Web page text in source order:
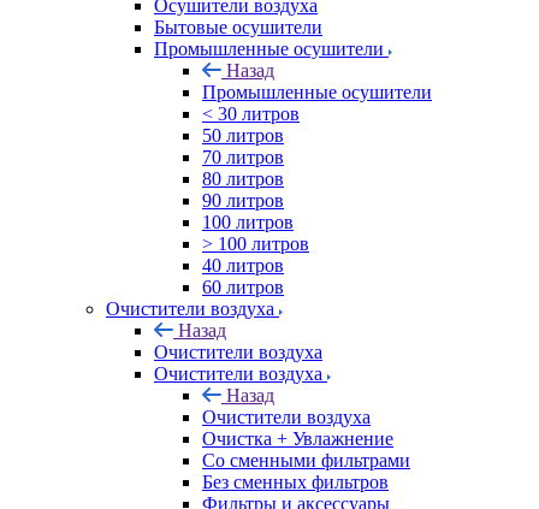
Осушители воздуха
Бытовые осушители
Промышленные осушители
Назад
Промышленные осушители
< 30 литров
50 литров
70 литров
80 литров
90 литров
100 литров
> 100 литров
40 литров
60 литров
Очистители воздуха
Назад
Очистители воздуха
Очистители воздуха
Назад
Очистители воздуха
Очистка + Увлажнение
Cо сменными фильтрами
Без сменных фильтров
Фильтры и аксессуары